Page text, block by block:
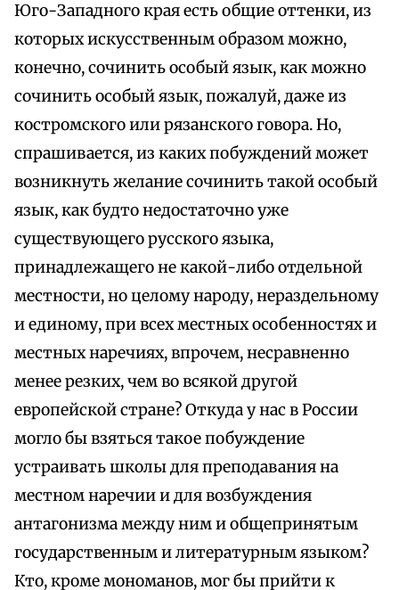
Юго-Западного края есть общие оттенки, из
которых искусственным образом можно,
конечно, сочинить особый язык, как можно
сочинить особый язык, пожалуй, даже из
костромского или рязанского говора. Но,
спрашивается, из каких побуждений может
возникнуть желание сочинить такой особый
язык, как будто недостаточно уже
существующего русского языка,
принадлежащего не какой-либо отдельной
местности, но целому народу, нераздельному
и единому, при всех местных особенностях и
местных наречиях, впрочем, несравненно
менее резких, чем во всякой другой
европейской стране? Откуда у нас в России
могло бы взяться такое побуждение
устраивать школы для преподавания на
местном наречии и для возбуждения
антагонизма между ним и общепринятым
государственным и литературным языком?
Кто, кроме мономанов, мог бы прийти к